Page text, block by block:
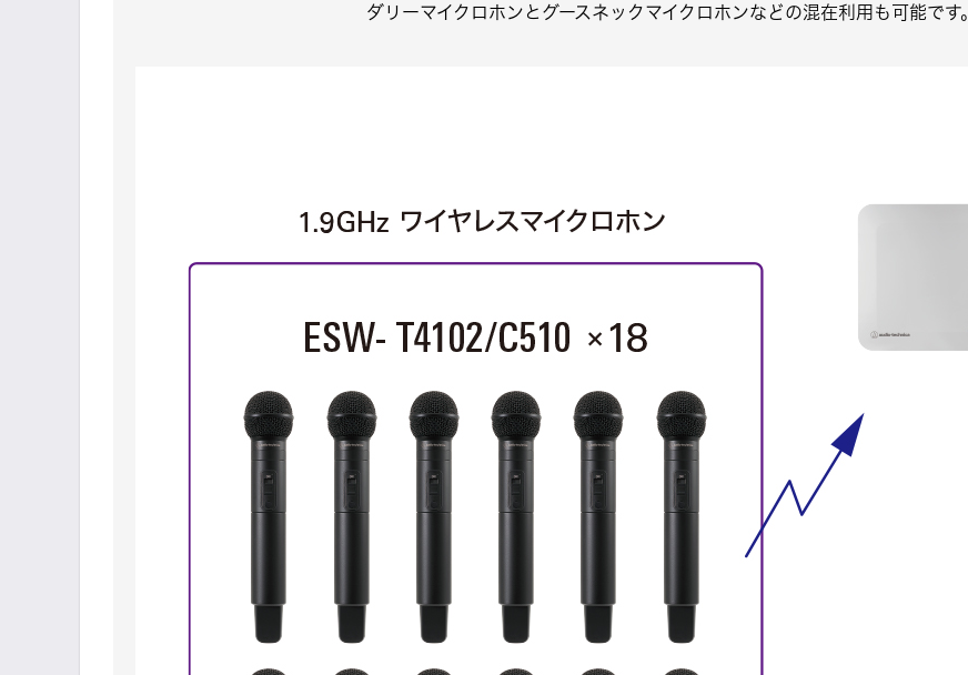
ダリーマイクロホンとグースネックマイクロホンなどの混在利用も可能です。